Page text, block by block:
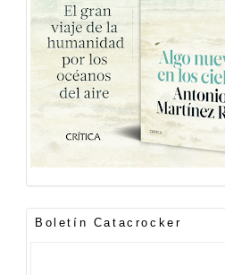
Boletín Catacrocker